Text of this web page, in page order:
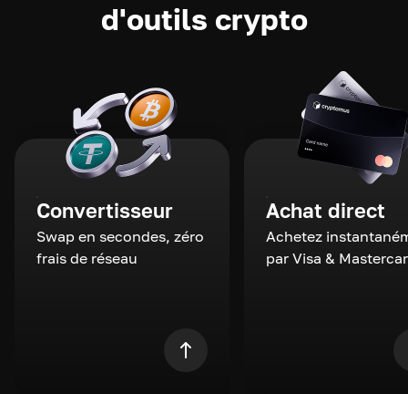
d'outils crypto
Convertisseur
Swap en secondes, zéro
frais de réseau
Achat direct
Achetez
par Visa &